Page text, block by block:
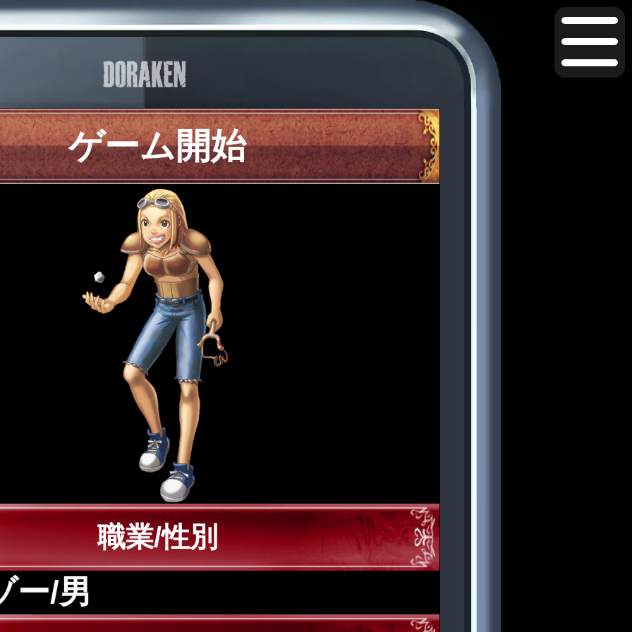
ゲーム開始
職業/性別
ー/男